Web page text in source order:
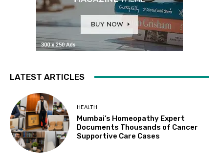
LATEST ARTICLES
HEALTH
Mumbai’s Homeopathy Expert
Documents Thousands of Cancer
Supportive Care Cases